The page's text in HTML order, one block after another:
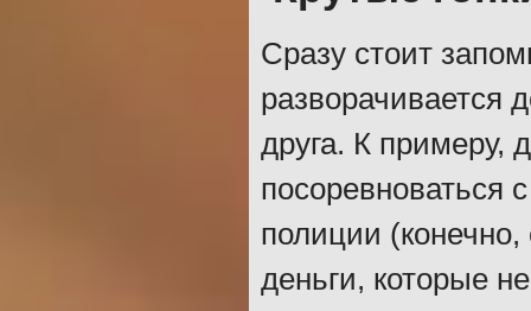
Сразу стоит
разворачивается
друга. К примеру,
посоревноваться
полиции
деньги, которые